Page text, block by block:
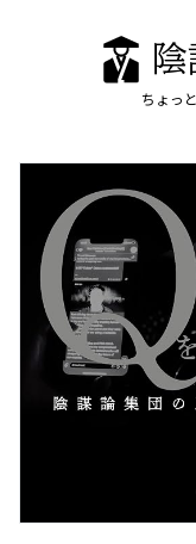
ちょっ